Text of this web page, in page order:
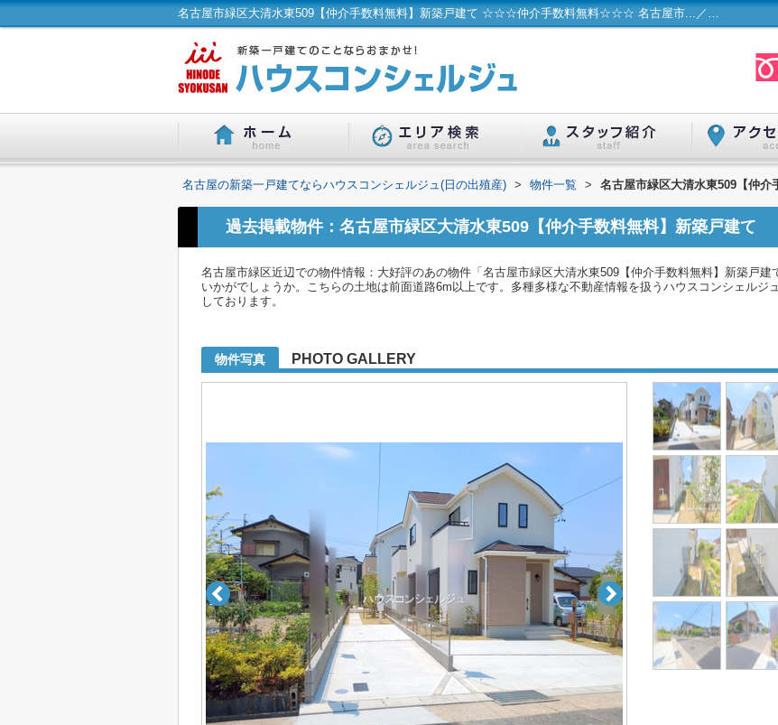
名古屋市緑区大清水東509【仲介手数料無料】新築戸建て ☆☆☆仲介手数料無料☆☆☆ 名古屋市...／ハウスコンシェルジュ(日の出殖産)
名古屋の新築一戸建てならハウスコンシェルジュ(日の出殖産) > 物件一覧 > 名古屋市緑区大清水東509【仲介
過去掲載物件：名古屋市緑区大清水東509【仲介手数料無料】新築戸建て
名古屋市緑区近辺での物件情報：大好評のあの物件「名古屋市緑区大清水東509【仲介手数料無料】新築戸
いかがでしょうか。こちらの土地は前面道路6m以上です。多種多様な不動産情報を扱うハウスコンシェルジ
しております。
物件写真 PHOTO GALLERY